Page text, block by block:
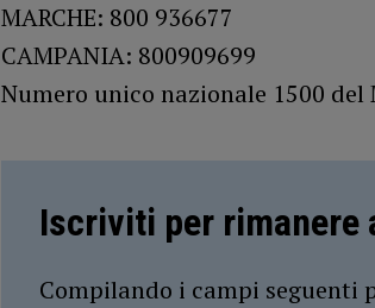
MARCHE: 800 936677
CAMPANIA: 800909699
Numero unico nazionale 1500
Iscriviti per rimanere
Compilando i campi seguenti